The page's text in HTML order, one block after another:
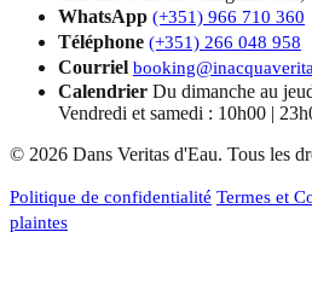
WhatsApp (+351) 966 710 360
Téléphone (+351) 266 048 958
Courriel
Calendrier Du dimanche au
Vendredi et samedi : 10h00 |
© 2026 Dans Veritas d'Eau. Tous les
Politique de confidentialité Termes et
plaintes